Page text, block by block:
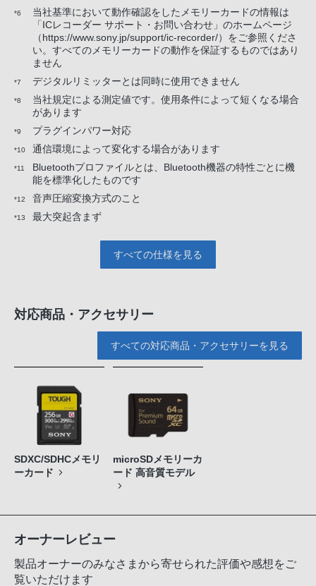
*6
当社基準において動作確認をしたメモリーカードの情報は
「ICレコーダー サポート・お問い合わせ」のホームページ
（https://www.sony.jp/support/ic-recorder/）をご参照くださ
い。すべてのメモリーカードの動作を保証するものではあり
ません
*7 デジタルリミッターとは同時に使用できません
*8
当社規定による測定値です。使用条件によって短くなる場合
があります
*9 プラグインパワー対応
*10 通信環境によって変化する場合があります
*11
Bluetoothプロファイルとは、Bluetooth機器の特性ごとに機
能を標準化したものです
*12 音声圧縮変換方式のこと
*13 最大突起含まず
すべての仕様を見る
対応商品・アクセサリー
すべての対応商品・アクセサリーを見る
SDXC/SDHCメモリ
ーカード
microSDメモリーカ
ード 高音質モデル
オーナーレビュー
製品オーナーのみなさまから寄せられた評価や感想をご
覧いただけます